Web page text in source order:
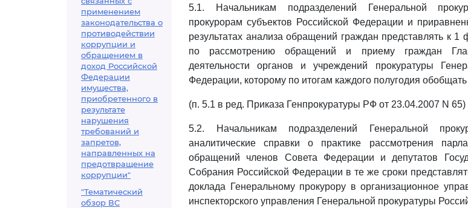
применением
законодательства о
противодействии
коррупции и
обращением в
доход Российской
Федерации
имущества,
приобретенного в
результате
нарушения
требований и
запретов,
направленных на
предотвращение
коррупции"
"Тематический
обзор ВС
5.1. Начальникам подразделений Генеральной
прокурорам субъектов Российской Федерации и
результатах анализа обращений граждан представлять к
по рассмотрению обращений и приему граждан
деятельности органов и учреждений прокуратуры
Федерации, которому по итогам каждого полугодия
(п. 5.1 в ред. Приказа Генпрокуратуры РФ от 23.04.2007 N 65)
5.2. Начальникам подразделений Генеральной
аналитические справки о практике рассмотрения
обращений членов Совета Федерации и депутатов
Собрания Российской Федерации в те же сроки
доклада Генеральному прокурору в организационное
инспекторского управления Генеральной прокуратуры